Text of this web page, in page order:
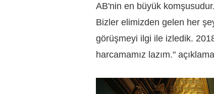
AB'nin en büyük
Bizler elimizden gelen her
görüşmeyi ilgi ile izledik.
harcamamız lazım."